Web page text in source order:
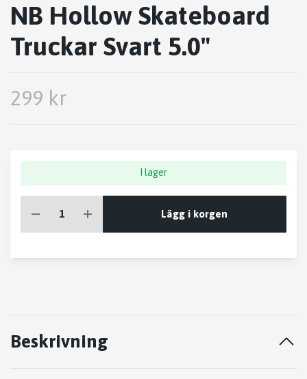
NB Hollow Skateboard
Truckar Svart 5.0"
299 kr
I lager
Lägg i korgen
Beskrivning